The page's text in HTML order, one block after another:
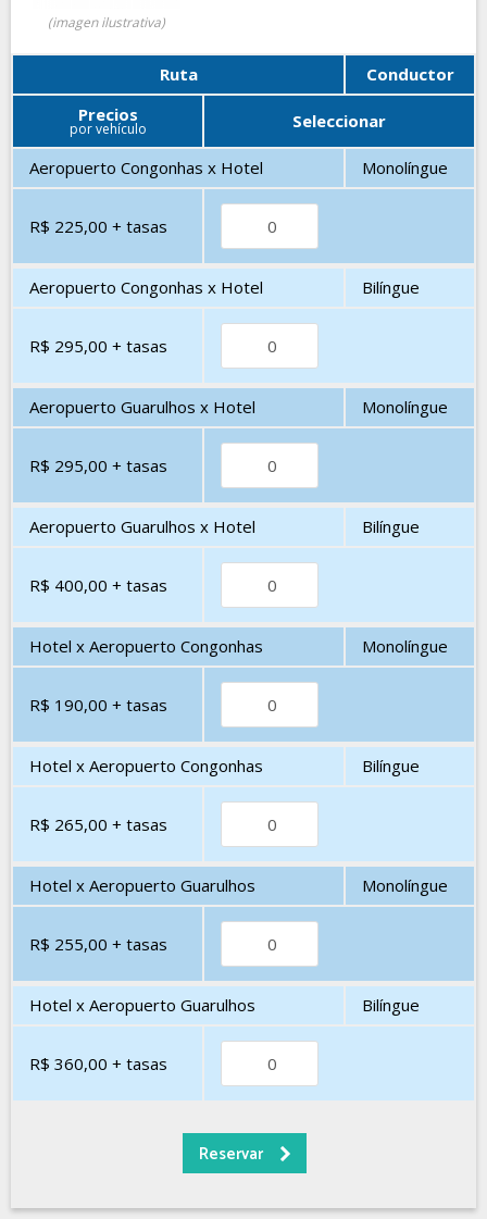
(imagen ilustrativa)
Ruta
Conductor
Precios
por vehículo Seleccionar
Aeropuerto Congonhas x Hotel Monolíngue
R$ 225,00 + tasas
Aeropuerto Congonhas x Hotel Bilíngue
R$ 295,00 + tasas
Aeropuerto Guarulhos x Hotel Monolíngue
R$ 295,00 + tasas
Aeropuerto Guarulhos x Hotel Bilíngue
R$ 400,00 + tasas
Hotel x Aeropuerto Congonhas Monolíngue
R$ 190,00 + tasas
Hotel x Aeropuerto Congonhas Bilíngue
R$ 265,00 + tasas
Hotel x Aeropuerto Guarulhos Monolíngue
R$ 255,00 + tasas
Hotel x Aeropuerto Guarulhos Bilíngue
R$ 360,00 + tasas